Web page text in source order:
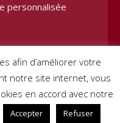
personnalisée
afin d’améliorer votre
notre site internet, vous
en accord avec notre
Accepter Refuser